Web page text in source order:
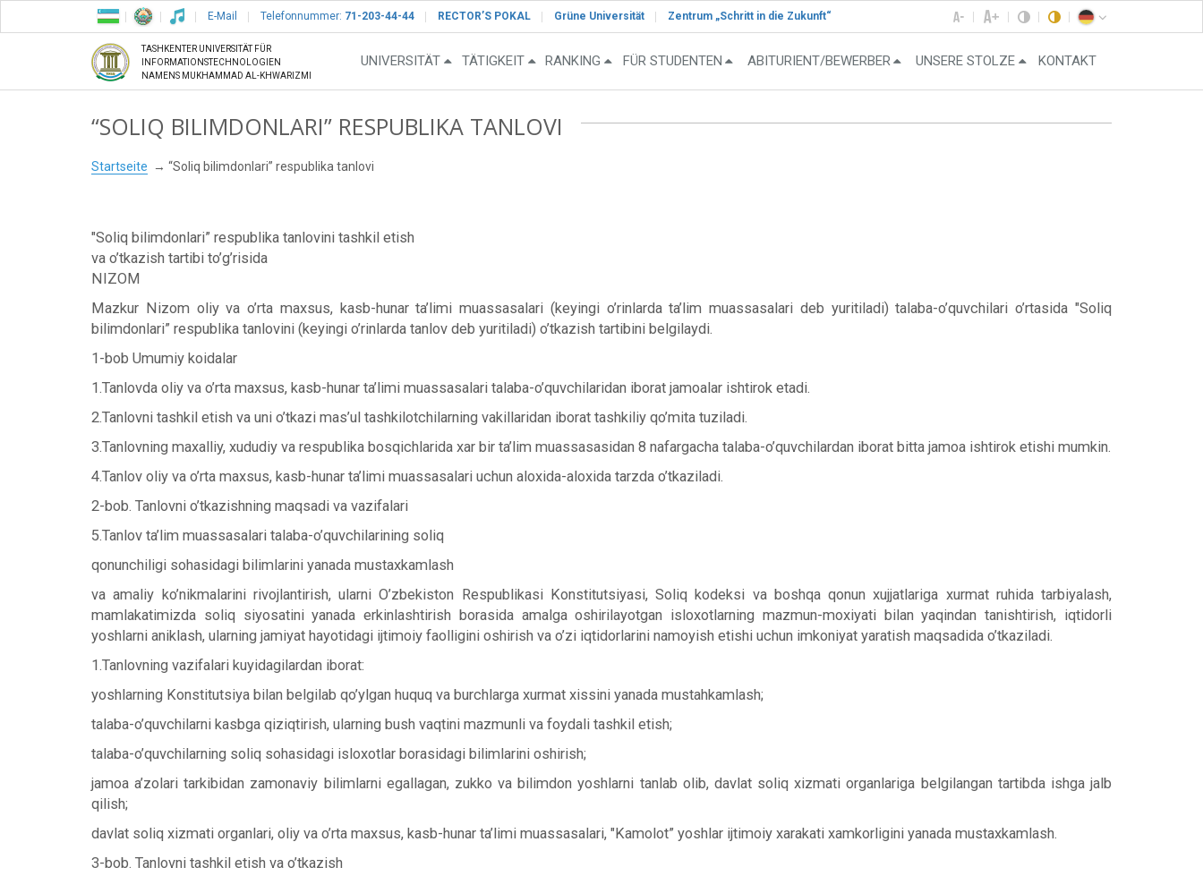
E-Mail Telefonnummer: 71-203-44-44 RECTOR’S POKAL Grüne Universität Zentrum „Schritt in die Zukunft“
TASHKENTER UNIVERSITÄT FÜR
INFORMATIONSTECHNOLOGIEN
NAMENS MUKHAMMAD AL-KHWARIZMI
UNIVERSITÄT TÄTIGKEIT RANKING FÜR STUDENTEN ABITURIENT/BEWERBER UNSERE STOLZE KONTAKT
“SOLIQ BILIMDONLARI” RESPUBLIKA TANLOVI
Startseite “Soliq bilimdonlari” respublika tanlovi
"Soliq bilimdonlari” respublika tanlovini tashkil etish
va o’tkazish tartibi to’g’risida
NIZOM
Mazkur Nizom oliy va o’rta maxsus, kasb-hunar ta’limi muassasalari (keyingi o’rinlarda ta’lim muassasalari deb yuritiladi) talaba-o’quvchilari o’rtasida "Soliq
bilimdonlari” respublika tanlovini (keyingi o’rinlarda tanlov deb yuritiladi) o’tkazish tartibini belgilaydi.
1-bob Umumiy koidalar
1.Tanlovda oliy va o’rta maxsus, kasb-hunar ta’limi muassasalari talaba-o’quvchilaridan iborat jamoalar ishtirok etadi.
2.Tanlovni tashkil etish va uni o’tkazi mas’ul tashkilotchilarning vakillaridan iborat tashkiliy qo’mita tuziladi.
3.Tanlovning maxalliy, xududiy va respublika bosqichlarida xar bir ta’lim muassasasidan 8 nafargacha talaba-o’quvchilardan iborat bitta jamoa ishtirok etishi mumkin.
4.Tanlov oliy va o’rta maxsus, kasb-hunar ta’limi muassasalari uchun aloxida-aloxida tarzda o’tkaziladi.
2-bob. Tanlovni o’tkazishning maqsadi va vazifalari
5.Tanlov ta’lim muassasalari talaba-o’quvchilarining soliq
qonunchiligi sohasidagi bilimlarini yanada mustaxkamlash
va amaliy ko’nikmalarini rivojlantirish, ularni O’zbekiston Respublikasi Konstitutsiyasi, Soliq kodeksi va boshqa qonun xujjatlariga xurmat ruhida tarbiyalash,
mamlakatimizda soliq siyosatini yanada erkinlashtirish borasida amalga oshirilayotgan isloxotlarning mazmun-moxiyati bilan yaqindan tanishtirish, iqtidorli
yoshlarni aniklash, ularning jamiyat hayotidagi ijtimoiy faolligini oshirish va o’zi iqtidorlarini namoyish etishi uchun imkoniyat yaratish maqsadida o’tkaziladi.
1.Tanlovning vazifalari kuyidagilardan iborat:
yoshlarning Konstitutsiya bilan belgilab qo’ylgan huquq va burchlarga xurmat xissini yanada mustahkamlash;
talaba-o’quvchilarni kasbga qiziqtirish, ularning bush vaqtini mazmunli va foydali tashkil etish;
talaba-o’quvchilarning soliq sohasidagi isloxotlar borasidagi bilimlarini oshirish;
jamoa a’zolari tarkibidan zamonaviy bilimlarni egallagan, zukko va bilimdon yoshlarni tanlab olib, davlat soliq xizmati organlariga belgilangan tartibda ishga jalb
qilish;
davlat soliq xizmati organlari, oliy va o’rta maxsus, kasb-hunar ta’limi muassasalari, "Kamolot” yoshlar ijtimoiy xarakati xamkorligini yanada mustaxkamlash.
3-bob. Tanlovni tashkil etish va o’tkazish